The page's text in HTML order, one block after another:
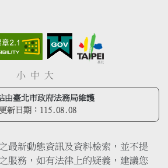
小 中 大
由臺北市政府法務局維護
更新日期： 115.08.08
最新動態資訊及資料檢索，並不提
服務，如有法律上的疑義，建議您